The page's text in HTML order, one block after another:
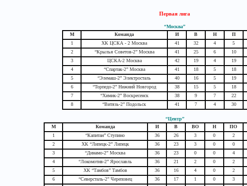
Первая лига
“Москва”
М
Команда И В Н П
1
ХК ЦСКА - 2 Москва 41 32 4 5
2
“Крылья Советов-2” Москва 41 25 6 10
3
ЦСКА-2 Москва 42 19 4 19
4
“Спартак-2” Москва 41 18 5 18
5
“Элемаш-2” Электросталь 40 16 5 19
6
“Торпедо-2” Нижний Новгород 38 15 5 18
7
“Химик-2” Воскресенск 38 9 7 22
8
“Витязь-2” Подольск 41 7 4 30
“Центр”
М
Команда И В ВО Н ПО
1
“Капитан” Ступино 36 26 3 0 2
2
ХК “Липецк-2” Липецк 36 23 3 0 0
3
“Динамо-2” Москва 36 23 0 0 4
4
“Локомотив-2” Ярославль 36 21 2 0 2
5
ХК “Тамбов” Тамбов 36 16 4 0 2
6
“Северсталь-2” Череповец 36 17 1 0 3